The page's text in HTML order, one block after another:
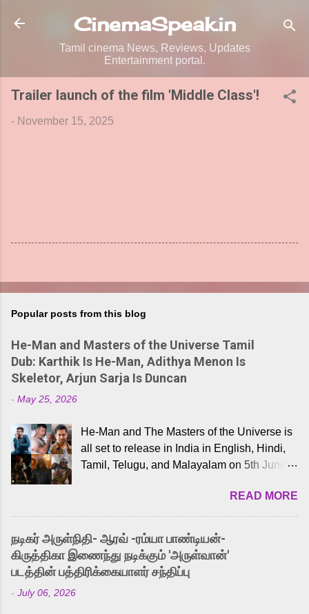
Skip to main content
CinemaSpeak.in
Tamil cinema News, Reviews, Updates
Entertainment portal.
Trailer launch of the film 'Middle Class'!
- November 15, 2025
Popular posts from this blog
He-Man and Masters of the Universe Tamil
Dub: Karthik Is He-Man, Adithya Menon Is
Skeletor, Arjun Sarja Is Duncan
- May 25, 2026
He-Man and The Masters of the Universe is
all set to release in India in English, Hindi,
Tamil, Telugu, and Malayalam on 5th June,
received a lot of love from cult He-Man fans
and offered audiences an exciting glimpse
into the world of Eternia, the recently
released Tamil trailer has also generated
strong excitement among Tamil audiences.
Adding to the growing buzz is the film’s
READ MORE
நடிகர் அருள்நிதி- ஆரவ் -ரம்யா பாண்டியன்-
கிருத்திகா இணைந்து நடிக்கும் 'அருள்வான்'
படத்தின் பத்திரிக்கையாளர் சந்திப்பு
- July 06, 2026